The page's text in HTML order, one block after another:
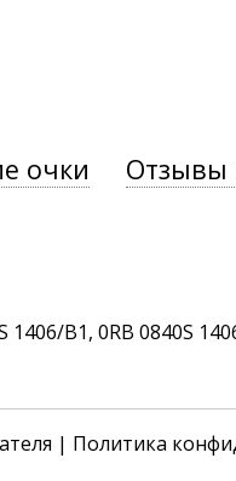
очки Отзывы
B1, 0RB 0840S
| Политика